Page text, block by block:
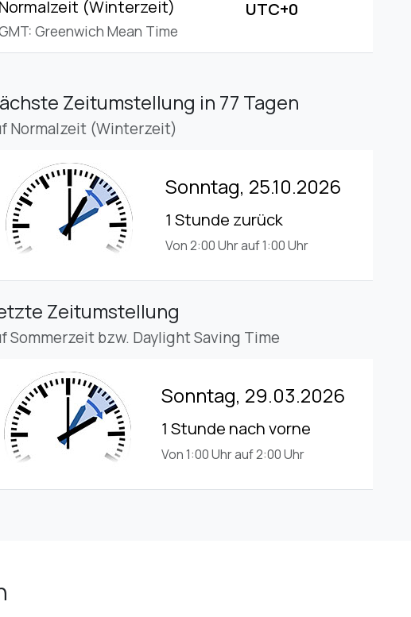
Normalzeit (Winterzeit)
Greenwich Mean Time
UTC+0
Zeitumstellung in 77 Tagen
Normalzeit (Winterzeit)
Sonntag, 25.10.2026
1 Stunde zurück
Von 2:00 Uhr auf 1:00 Uhr
Zeitumstellung
Sommerzeit bzw. Daylight Saving Time
Sonntag, 29.03.2026
1 Stunde nach vorne
Von 1:00 Uhr auf 2:00 Uhr